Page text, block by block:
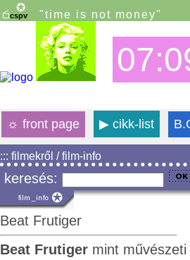
"time is not money"
☼ front page ▶cikk-list
::: filmekről / film-info
keresés:
Beat Frutiger
Beat Frutigermint